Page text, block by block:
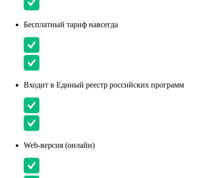
Бесплатный тариф навсегда
Входит в Единый реестр российских программ
Web-версия (онлайн)